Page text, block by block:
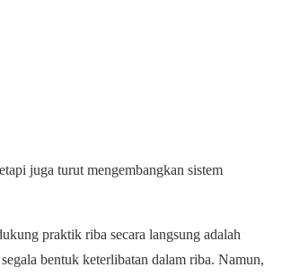
juga turut mengembangkan sistem
praktik riba secara langsung adalah
bentuk keterlibatan dalam riba. Namun,